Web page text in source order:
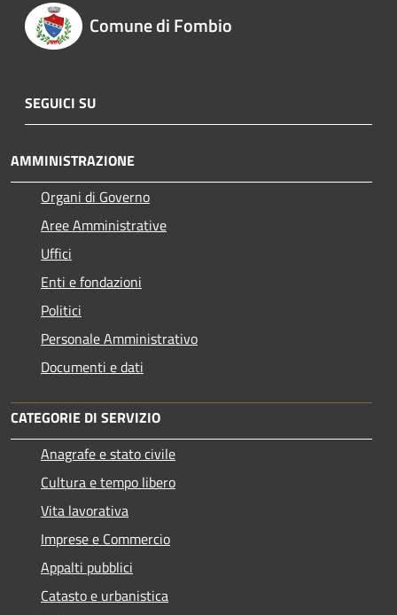
Comune di Fombio
SEGUICI SU
AMMINISTRAZIONE
Organi di Governo
Aree Amministrative
Uffici
Enti e fondazioni
Politici
Personale Amministrativo
Documenti e dati
CATEGORIE DI SERVIZIO
Anagrafe e stato civile
Cultura e tempo libero
Vita lavorativa
Imprese e Commercio
Appalti pubblici
Catasto e urbanistica